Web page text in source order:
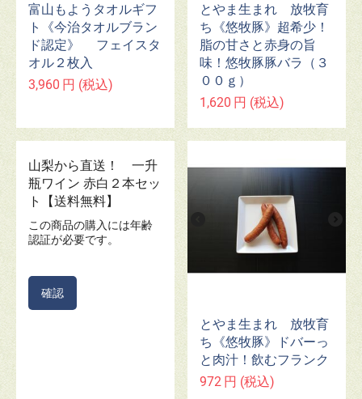
富山もようタオルギフ
ト《今治タオルブラン
ド認定》 フェイスタ
オル２枚入
3,960 円 (税込)
とやま生まれ 放牧育
ち《悠牧豚》超希少！
脂の甘さと赤身の旨
味！悠牧豚豚バラ（３
００ｇ）
1,620 円 (税込)
山梨から直送！ 一升
瓶ワイン 赤白２本セッ
ト【送料無料】
この商品の購入には年齢
認証が必要です。
確認
とやま生まれ 放牧育
ち《悠牧豚》ドバーっ
と肉汁！飲むフランク
972 円 (税込)